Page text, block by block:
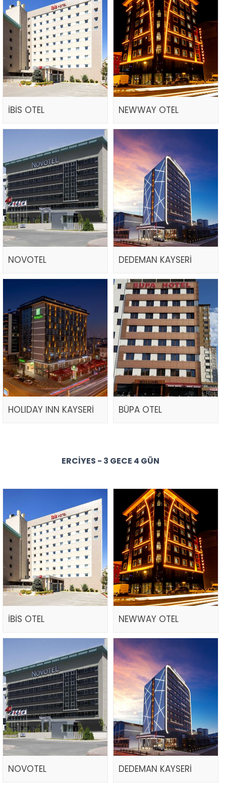
İBİS OTEL NEWWAY OTEL
NOVOTEL DEDEMAN KAYSERİ
HOLIDAY INN KAYSERİ BÜPA OTEL
ERCIYES - 3 GECE 4 GÜN
İBİS OTEL NEWWAY OTEL
NOVOTEL DEDEMAN KAYSERİ